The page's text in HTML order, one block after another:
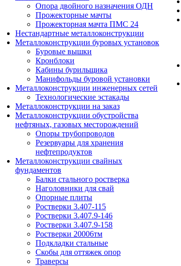
Опора двойного назначения ОДН
Прожекторные мачты
Прожекторная мачта ПМС 24
Нестандартные металлоконструкции
Металлоконструкции буровых установок
Буровые вышки
Кронблоки
Кабины бурильщика
Манифольды буровой установки
Металлоконструкции инженерных сетей
Технологические эстакады
Металлоконструкции на заказ
Металлоконструкции обустройства
нефтяных, газовых месторождений
Опоры трубопроводов
Резервуары для хранения
нефтепродуктов
Металлоконструкции свайных
фундаментов
Балки стального ростверка
Наголовники для свай
Опорные плиты
Ростверки 3.407-115
Ростверки 3.407.9-146
Ростверки 3.407.9-158
Ростверки 20006тм
Подкладки стальные
Скобы для оттяжек опор
Траверсы